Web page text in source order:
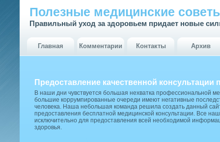
Полезные медицинские
Правильный уход за здоровьем придает новые
Главная Комментарии Контакты Архив
Предоставление качественной консультации
В наши дни чувствуется большая нехватка профессиональной
большие коррумпированные очереди имеют негативные
человека. Наша небольшая команда решила создать данный
предоставления бесплатной медицинской консультации. Все
исключительно для предоставления всей необходимой
здоровья.